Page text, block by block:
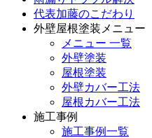
代表加藤のこだわり
外壁屋根塗装メニュー
メニュー 一覧
外壁塗装
屋根塗装
外壁カバー工法
屋根カバー工法
施工事例
施工事例一覧